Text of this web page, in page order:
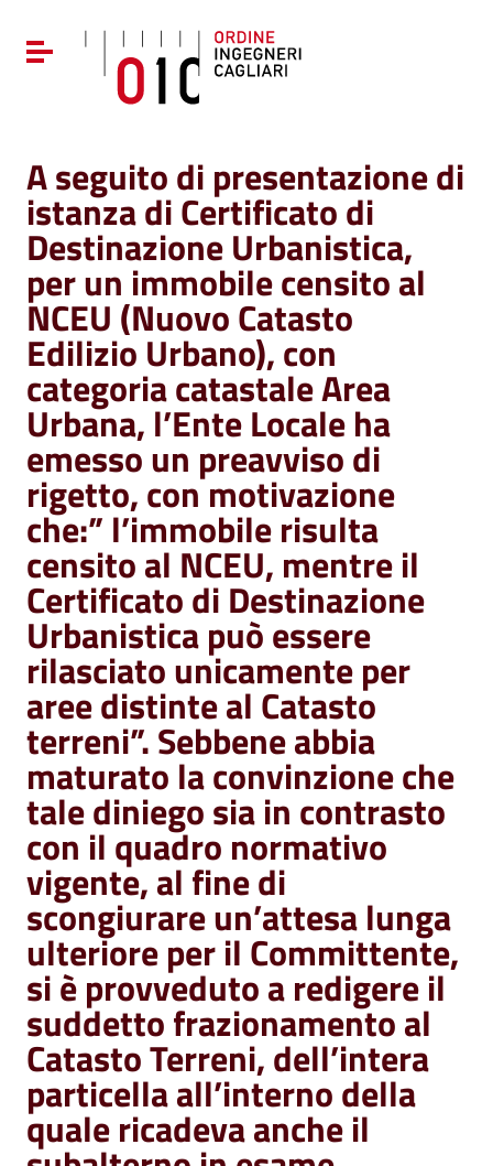
Vai al menu di navigazione
Vai al footer
Attiva / disattiva la navigazione
A seguito di presentazione di
istanza di Certificato di
Destinazione Urbanistica,
per un immobile censito al
NCEU (Nuovo Catasto
Edilizio Urbano), con
categoria catastale Area
Urbana, l’Ente Locale ha
emesso un preavviso di
rigetto, con motivazione
che:” l’immobile risulta
censito al NCEU, mentre il
Certificato di Destinazione
Urbanistica può essere
rilasciato unicamente per
aree distinte al Catasto
terreni”. Sebbene abbia
maturato la convinzione che
tale diniego sia in contrasto
con il quadro normativo
vigente, al fine di
scongiurare un’attesa lunga
ulteriore per il Committente,
si è provveduto a redigere il
suddetto frazionamento al
Catasto Terreni, dell’intera
particella all’interno della
quale ricadeva anche il